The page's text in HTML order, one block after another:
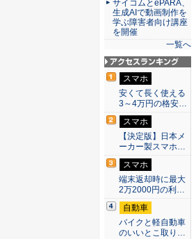
サイコムとePARA、
生成AIで動画制作を
学ぶ障害者向け講座
を開催
一覧へ
アクセスランキン
グ
スマホ
安くて長く使える
3～4万円の格安…
スマホ
【決定版】日本メ
ーカー製スマホ…
スマホ
端末返却時に最大
2万2000円の利…
自動車
バイクと軽自動車
のいいとこ取り…